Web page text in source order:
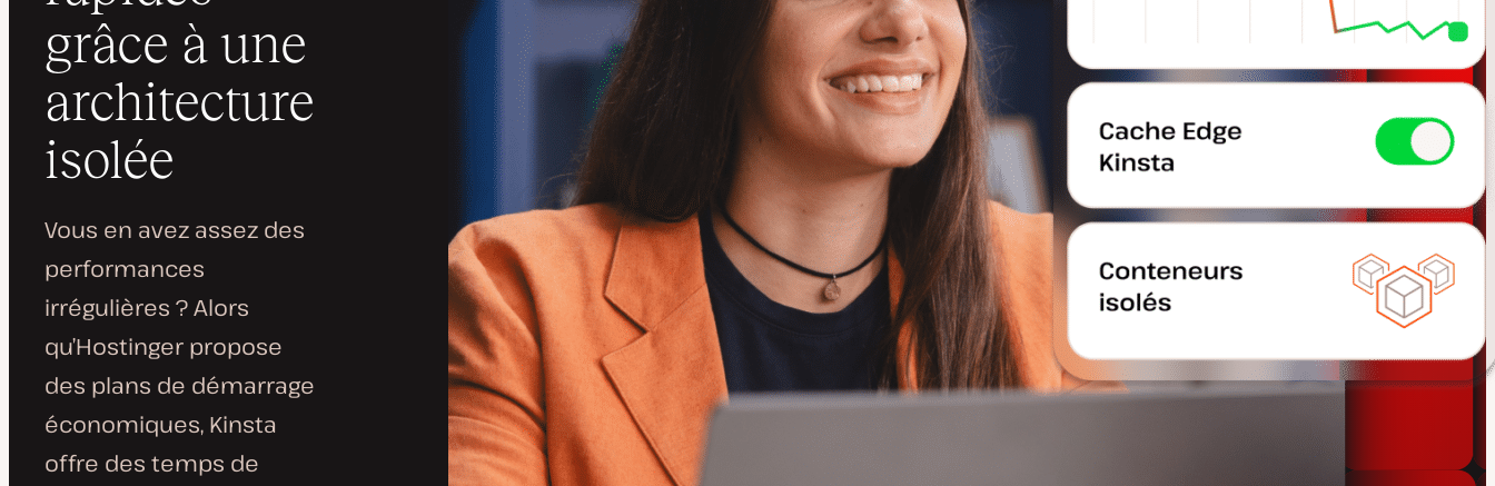
grâce à une
architecture
isolée
Vous en avez assez des
performances
irrégulières ? Alors
qu’Hostinger propose
des plans de démarrage
économiques, Kinsta
offre des temps de